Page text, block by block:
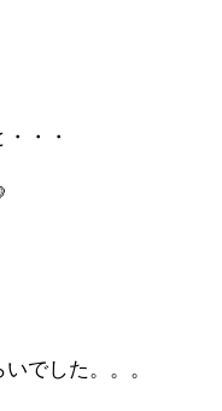
・・
でした。。。